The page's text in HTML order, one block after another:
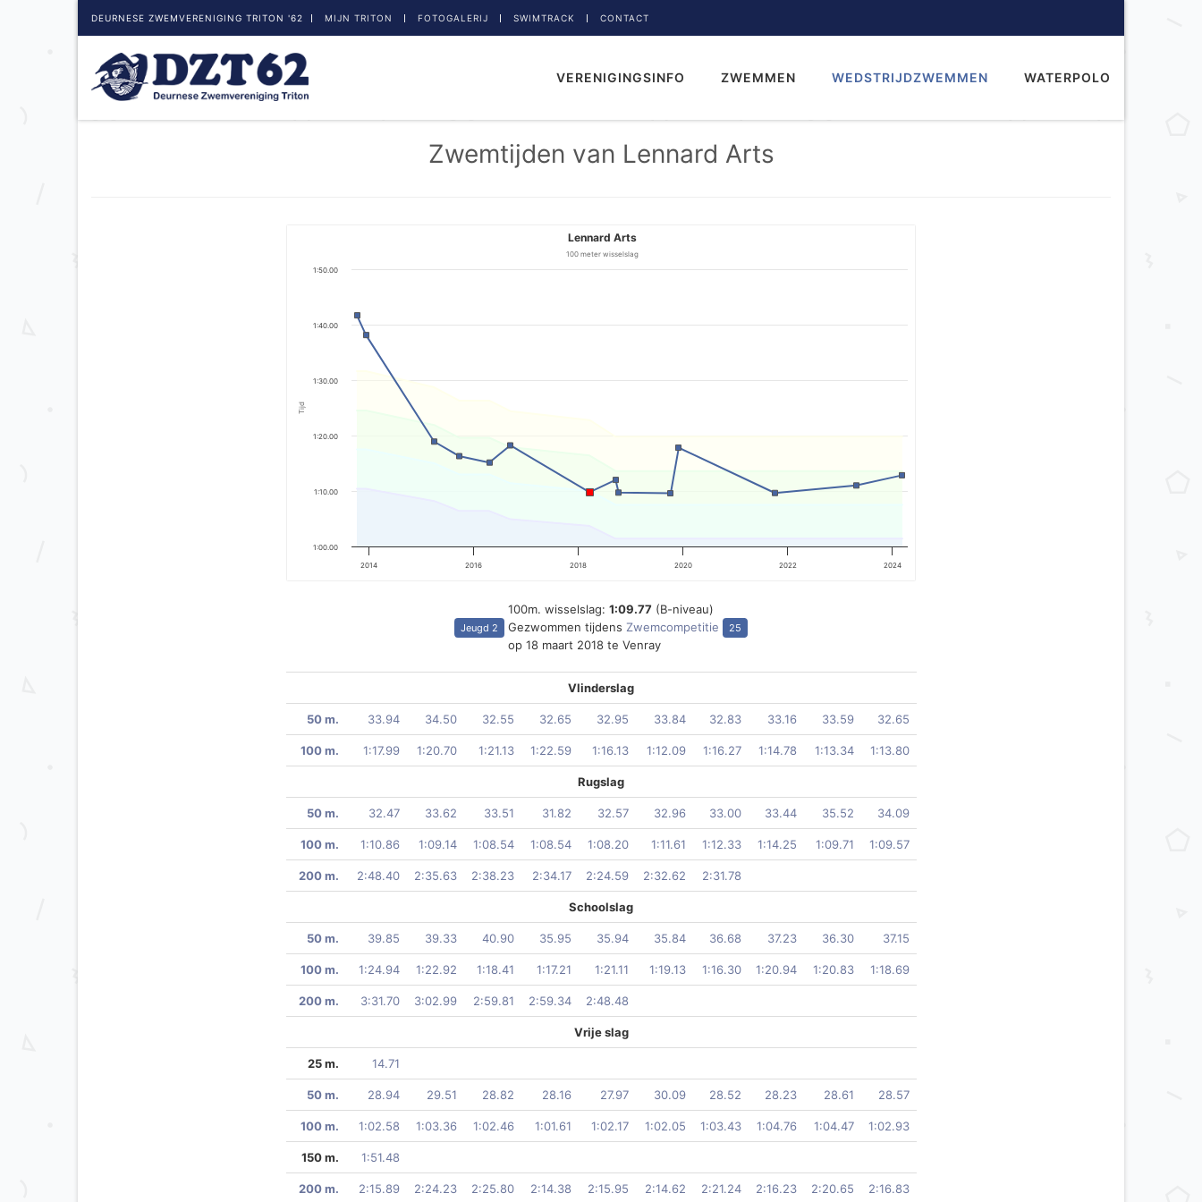
DEURNESE ZWEMVERENIGING TRITON '62 MIJN TRITON FOTOGALERIJ SWIMTRACK CONTACT
VERENIGINGSINFO ZWEMMEN WEDSTRIJDZWEMMEN WATERPOLO
Zwemtijden van Lennard Arts
Tijd
Lennard Arts
100 meter wisselslag
2014 2016 2018 2020 2022 2024
1:00.00
1:10.00
1:20.00
1:30.00
1:40.00
1:50.00
Jeugd 2
100m. wisselslag: 1:09.77 (B-niveau)
Gezwommen tijdens Zwemcompetitie
op 18 maart 2018 te Venray
25
Vlinderslag
50 m. 33.94 34.50 32.55 32.65 32.95 33.84 32.83 33.16 33.59 32.65
100 m. 1:17.99 1:20.70 1:21.13 1:22.59 1:16.13 1:12.09 1:16.27 1:14.78 1:13.34 1:13.80
Rugslag
50 m. 32.47 33.62 33.51 31.82 32.57 32.96 33.00 33.44 35.52 34.09
100 m. 1:10.86 1:09.14 1:08.54 1:08.54 1:08.20 1:11.61 1:12.33 1:14.25 1:09.71 1:09.57
200 m. 2:48.40 2:35.63 2:38.23 2:34.17 2:24.59 2:32.62 2:31.78
Schoolslag
50 m. 39.85 39.33 40.90 35.95 35.94 35.84 36.68 37.23 36.30 37.15
100 m. 1:24.94 1:22.92 1:18.41 1:17.21 1:21.11 1:19.13 1:16.30 1:20.94 1:20.83 1:18.69
200 m. 3:31.70 3:02.99 2:59.81 2:59.34 2:48.48
Vrije slag
25 m. 14.71
50 m. 28.94 29.51 28.82 28.16 27.97 30.09 28.52 28.23 28.61 28.57
100 m. 1:02.58 1:03.36 1:02.46 1:01.61 1:02.17 1:02.05 1:03.43 1:04.76 1:04.47 1:02.93
150 m. 1:51.48
200 m. 2:15.89 2:24.23 2:25.80 2:14.38 2:15.95 2:14.62 2:21.24 2:16.23 2:20.65 2:16.83